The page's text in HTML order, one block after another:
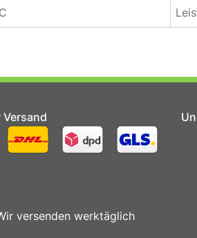
Versand
versenden werktäglich